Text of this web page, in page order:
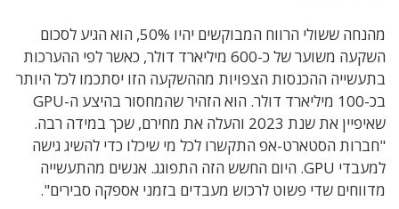
מהנחה ששולי הרווח המבוקשים יהיו 50%, הוא הגיע לסכום
השקעה משוער של כ-600 מיליארד דולר, כאשר לפי ההערכות
בתעשייה ההכנסות הצפויות מההשקעה הזו יסתכמו לכל היותר
בכ-100 מיליארד דולר. הוא הזהיר שהמחסור בהיצע ה-GPU
שאיפיין את שנת 2023 והעלה את מחירם, שכך במידה רבה.
"חברות הסטארט-אפ התקשרו לכל מי שיכלו כדי להשיג גישה
למעבדי GPU. היום החשש הזה התפוגג. אנשים מהתעשייה
מדווחים שדי פשוט לרכוש מעבדים בזמני אספקה סבירים".